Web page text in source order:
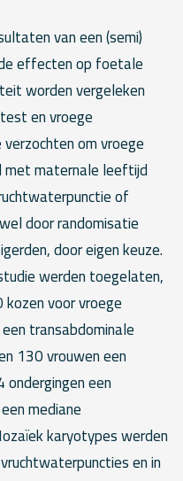
van een (semi)
effecten op foetale
worden vergeleken
en vroege
om vroege
met maternale leeftijd
of
door randomisatie
door eigen keuze.
werden toegelaten,
voor vroege
transabdominale
130 vrouwen een
een
mediane
karyotypes werden
en in